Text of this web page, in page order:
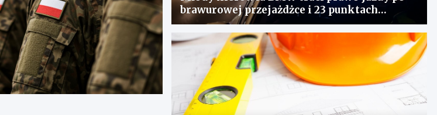
brawurowej przejażdżce i 23 punktach
karnych